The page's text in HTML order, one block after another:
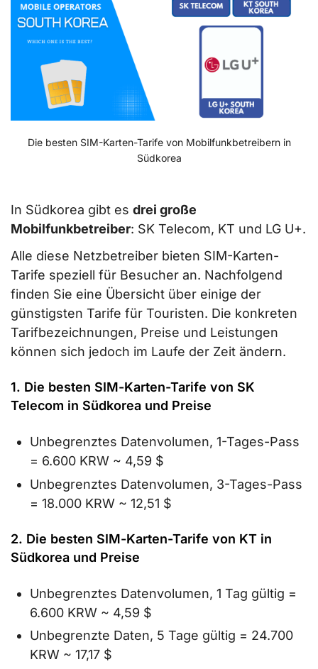
Die besten SIM-Karten-Tarife von Mobilfunkbetreibern in
Südkorea
In Südkorea gibt es drei große
Mobilfunkbetreiber: SK Telecom, KT und LG U+.
Alle diese Netzbetreiber bieten SIM-Karten-
Tarife speziell für Besucher an. Nachfolgend
finden Sie eine Übersicht über einige der
günstigsten Tarife für Touristen. Die konkreten
Tarifbezeichnungen, Preise und Leistungen
können sich jedoch im Laufe der Zeit ändern.
1. Die besten SIM-Karten-Tarife von SK
Telecom in Südkorea und Preise
Unbegrenztes Datenvolumen, 1-Tages-Pass
= 6.600 KRW ~ 4,59 $
Unbegrenztes Datenvolumen, 3-Tages-Pass
= 18.000 KRW ~ 12,51 $
2. Die besten SIM-Karten-Tarife von KT in
Südkorea und Preise
Unbegrenztes Datenvolumen, 1 Tag gültig =
6.600 KRW ~ 4,59 $
Unbegrenzte Daten, 5 Tage gültig = 24.700
KRW ~ 17,17 $